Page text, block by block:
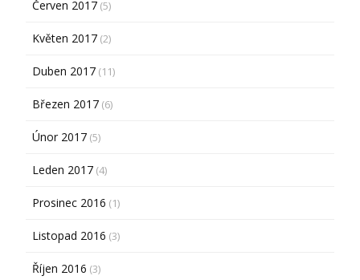
Červen 2017 (5)
Květen 2017 (2)
Duben 2017 (11)
Březen 2017 (6)
Únor 2017 (5)
Leden 2017 (4)
Prosinec 2016 (1)
Listopad 2016 (3)
Říjen 2016 (3)